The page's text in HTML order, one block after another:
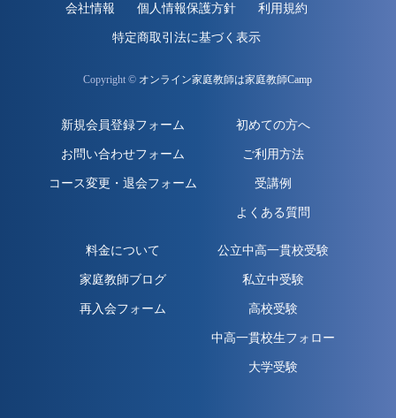
会社情報 個人情報保護方針 利用規約
特定商取引法に基づく表示
Copyright © オンライン家庭教師は家庭教師Camp
新規会員登録フォーム
お問い合わせフォーム
コース変更・退会フォーム
初めての方へ
ご利用方法
受講例
よくある質問
料金について
家庭教師ブログ
再入会フォーム
公立中高一貫校受験
私立中受験
高校受験
中高一貫校生フォロー
大学受験